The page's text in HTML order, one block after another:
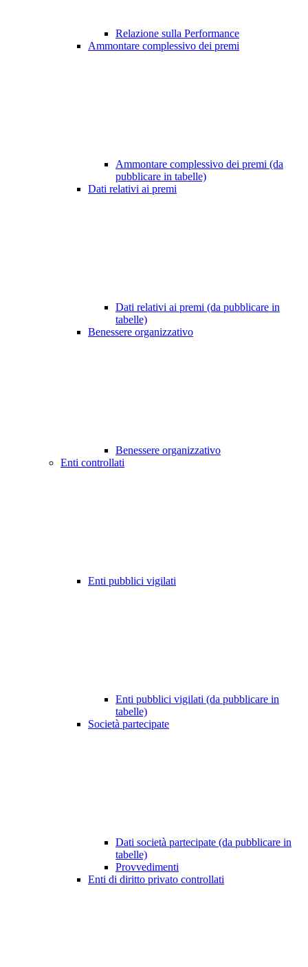
Relazione sulla Performance
Ammontare complessivo dei premi
Ammontare complessivo dei premi (da
pubblicare in tabelle)
Dati relativi ai premi
Dati relativi ai premi (da pubblicare in
tabelle)
Benessere organizzativo
Benessere organizzativo
Enti controllati
Enti pubblici vigilati
Enti pubblici vigilati (da pubblicare in
tabelle)
Società partecipate
Dati società partecipate (da pubblicare in
tabelle)
Provvedimenti
Enti di diritto privato controllati